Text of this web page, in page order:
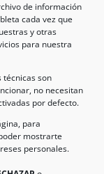
de información
cada vez que
y otras
para nuestra
técnicas son
no necesitan
por defecto.
para
mostrarte
personales.